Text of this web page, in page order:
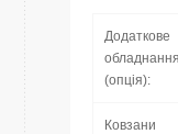
Додаткове
обладнання
(опція):
Ковзани